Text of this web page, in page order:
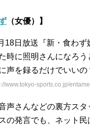
（女優）】
18日放送『新・食わ
時に照明さんになろ
声を録るだけでいいの
www.tokyo-sports.co.jp/
声さんなどの裏方ス
の発言でも、ネット民